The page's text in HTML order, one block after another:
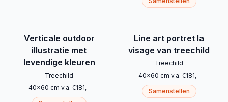
Verticale outdoor
illustratie met
levendige kleuren
Treechild
40x60 cm v.a. €181,-
Line art portret la
visage van treechild
Treechild
40x60 cm v.a. €181,-
Samenstellen